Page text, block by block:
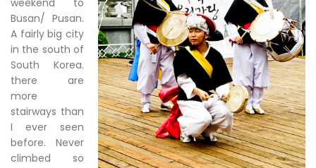
Busan/ Pusan.
A fairly big city
in the south of
South Korea.
there are
more
stairways than
I ever seen
before. Never
climbed so